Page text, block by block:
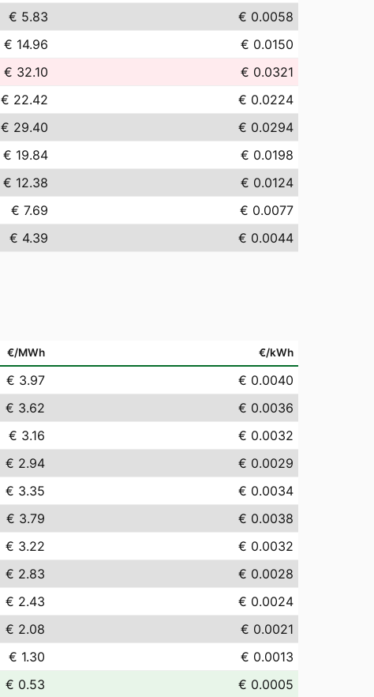
€ 5.83
€ 0.0058
€ 14.96
€ 0.0150
€ 32.10
€ 0.0321
€ 22.42
€ 0.0224
€ 29.40
€ 0.0294
€ 19.84
€ 0.0198
€ 12.38
€ 0.0124
€ 7.69
€ 0.0077
€ 4.39 € 0.0044
€/MWh €/kWh
€ 3.97
€ 0.0040
€ 3.62
€ 0.0036
€ 3.16
€ 0.0032
€ 2.94
€ 0.0029
€ 3.35
€ 0.0034
€ 3.79
€ 0.0038
€ 3.22
€ 0.0032
€ 2.83
€ 0.0028
€ 2.43
€ 0.0024
€ 2.08
€ 0.0021
€ 1.30
€ 0.0013
€ 0.53
€ 0.0005